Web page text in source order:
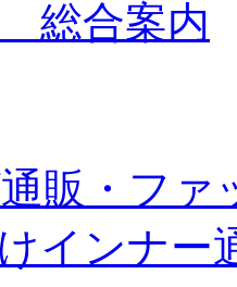
総合案内
販・フ
インナ